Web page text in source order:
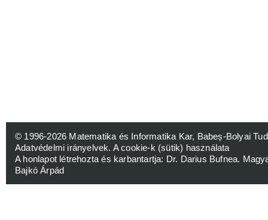
© 1996-2026 Matematika és Informatika Kar, Babeș-Bolyai
Adatvédelmi irányelvek. A cookie-k (sütik) használata
A honlapot létrehozta és karbantartja: Dr. Darius Bufnea.
Bajkó Árpád